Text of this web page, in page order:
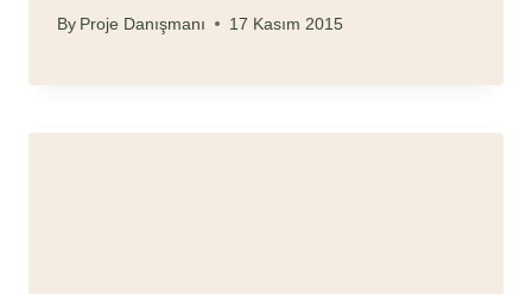
By Proje Danışmanı 17 Kasım 2015